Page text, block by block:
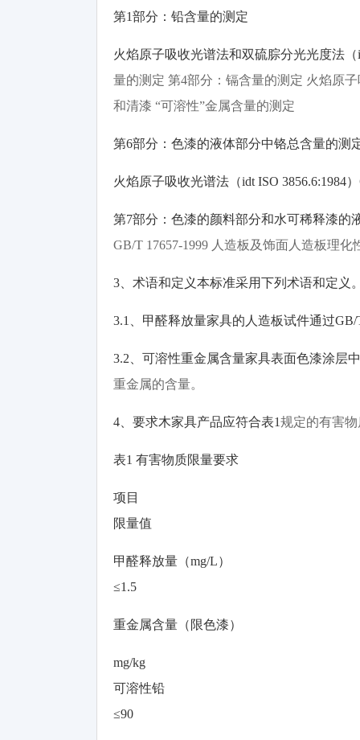
第1部分：铅含量的测定
火焰原子吸收光谱法和双硫腙分光光度法（
量的测定 第4部分：镉含量的测定 火焰原子
和清漆 “可溶性”金属含量的测定
第6部分：色漆的液体部分中铬总含量的测
火焰原子吸收光谱法（idt ISO 3856.6:1984）
第7部分：色漆的颜料部分和水可稀释漆的
GB/T 17657-1999 人造板及饰面人造板理化
3、术语和定义本标准采用下列术语和定义
3.1、甲醛释放量家具的人造板试件通过GB/
3.2、可溶性重金属含量家具表面色漆涂层
重金属的含量。
4、要求木家具产品应符合表1规定的有害
表1 有害物质限量要求
项目
限量值
甲醛释放量（mg/L）
≤1.5
重金属含量（限色漆）
mg/kg
可溶性铅
≤90